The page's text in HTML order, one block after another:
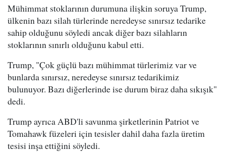
Mühimmat stoklarının durumuna ilişkin soruya Trump,
ülkenin bazı silah türlerinde neredeyse sınırsız tedarike
sahip olduğunu söyledi ancak diğer bazı silahların
stoklarının sınırlı olduğunu kabul etti.
Trump, "Çok güçlü bazı mühimmat türlerimiz var ve
bunlarda sınırsız, neredeyse sınırsız tedarikimiz
bulunuyor. Bazı diğerlerinde ise durum biraz daha sıkışık"
dedi.
Trump ayrıca ABD'li savunma şirketlerinin Patriot ve
Tomahawk füzeleri için tesisler dahil daha fazla üretim
tesisi inşa ettiğini söyledi.